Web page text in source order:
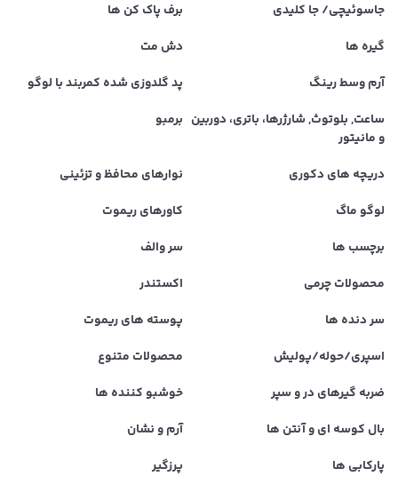
جاسوئیچی/ جا کلیدی
برف پاک کن ها
گیره ها
دش مت
آرم وسط رینگ
پد گلدوزی شده کمربند با لوگو
ساعت, بلوتوث, شارژرها، باتری، دوربین
و مانیتور
برمبو
دریچه های دکوری
نوارهای محافظ و تزئینی
لوگو ماگ
کاورهای ریموت
برچسب ها
سر والف
محصولات چرمی
اکستندر
سر دنده ها
پوسته های ریموت
اسپری/حوله/پولیش
محصولات متنوع
ضربه گیرهای در و سپر
خوشبو کننده ها
بال کوسه ای و آنتن ها
آرم و نشان
پارکابی ها
پرزگیر